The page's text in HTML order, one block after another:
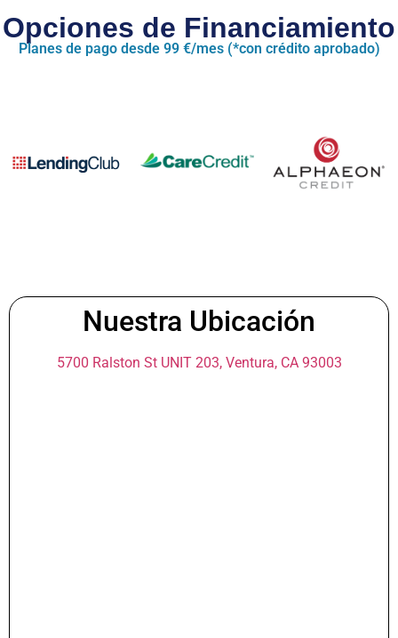
Opciones de Financiamiento
Planes de pago desde 99 €/mes (*con crédito aprobado)
Nuestra Ubicación
5700 Ralston St UNIT 203, Ventura, CA 93003